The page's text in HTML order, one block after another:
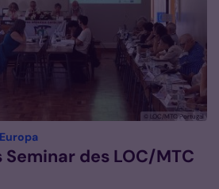
© LOC/MTC Portugal
:
des LOC/MTC